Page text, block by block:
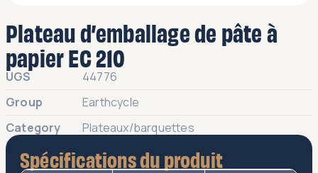
Plateau d’emballage de pâte à
papier EC 210
UGS
44776
Group
Earthcycle
Category
Plateaux/barquettes
Spécifications du produit